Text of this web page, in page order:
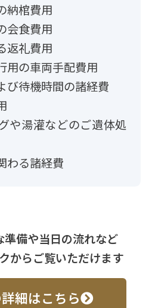
納棺費用
会食費用
返礼費用
用の車両手配費用
び待機時間の諸経費
や湯灌などのご遺体処
わる諸経費
準備や当日の流れなど
からご覧いただけます
細はこちら